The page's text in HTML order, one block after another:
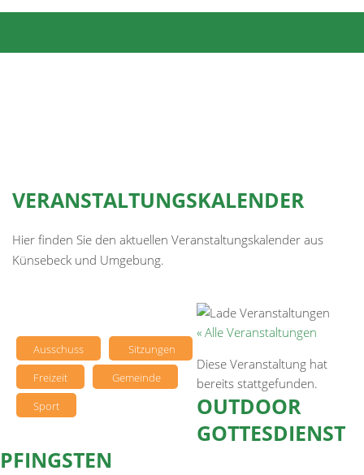
VERANSTALTUNGSKALENDER
Hier finden Sie den aktuellen Veranstaltungskalender aus
Künsebeck und Umgebung.
Ausschuss
Sitzungen
Freizeit
Gemeinde
Sport
« Alle Veranstaltungen
Diese Veranstaltung hat
bereits stattgefunden.
OUTDOOR
GOTTESDIENST
PFINGSTEN